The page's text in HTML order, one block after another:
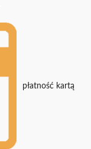
płatność kartą